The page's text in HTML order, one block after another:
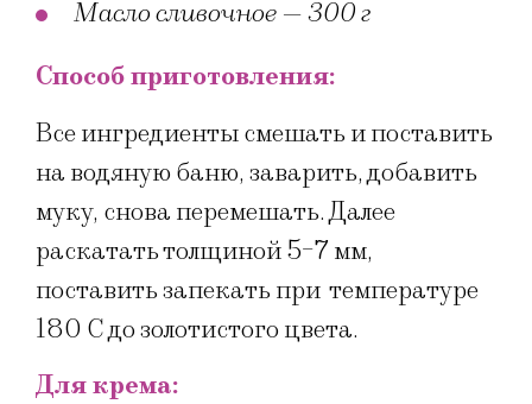
Масло сливочное — 300 г
Способ приготовления:
Все ингредиенты смешать и поставить
на водяную баню, заварить, добавить
муку, снова перемешать. Далее
раскатать толщиной 5-7 мм,
поставить запекать при температуре
180 С до золотистого цвета.
Для крема: